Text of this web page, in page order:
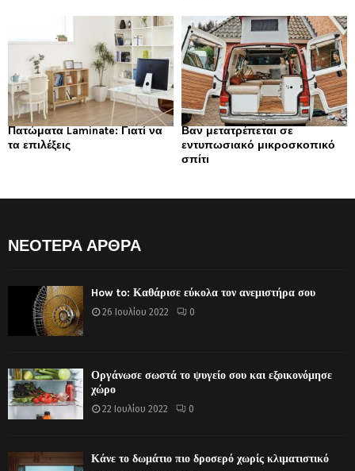
Πατώματα Laminate: Γιατί να
τα επιλέξεις
Βαν μετατρέπεται σε
εντυπωσιακό μικροσκοπικό
σπίτι
ΝΕΟΤΕΡΑ ΑΡΘΡΑ
How to: Καθάρισε εύκολα τον ανεμιστήρα σου
26 Ιουλίου 2022 0
Οργάνωσε σωστά το ψυγείο σου και εξοικονόμησε
χώρο
22 Ιουλίου 2022 0
Κάνε το δωμάτιο πιο δροσερό χωρίς κλιματιστικό